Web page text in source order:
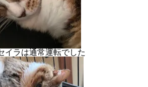
イラは通常運転でした